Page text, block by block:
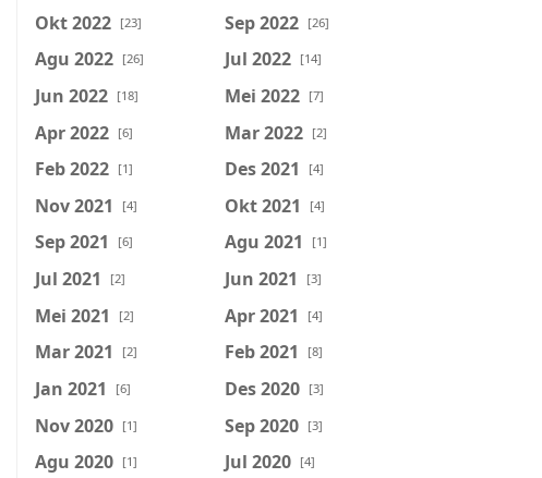
Okt 2022 [23] Sep 2022 [26]
Agu 2022 [26] Jul 2022 [14]
Jun 2022 [18] Mei 2022 [7]
Apr 2022 [6] Mar 2022 [2]
Feb 2022 [1] Des 2021 [4]
Nov 2021 [4] Okt 2021 [4]
Sep 2021 [6] Agu 2021 [1]
Jul 2021 [2] Jun 2021 [3]
Mei 2021 [2] Apr 2021 [4]
Mar 2021 [2] Feb 2021 [8]
Jan 2021 [6] Des 2020 [3]
Nov 2020 [1] Sep 2020 [3]
Agu 2020 [1] Jul 2020 [4]